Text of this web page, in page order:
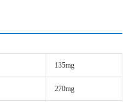
135mg
270mg